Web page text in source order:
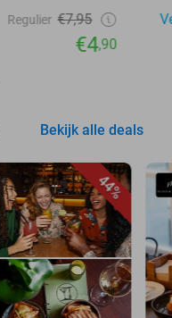
Regulier €7,95
€4,90
Bekijk alle deals
44%